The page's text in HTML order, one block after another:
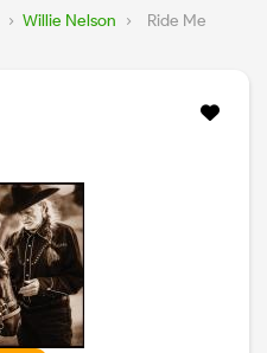
› Willie Nelson ›
Ride Me